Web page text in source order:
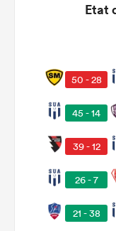
Etat
50 - 28
45 - 14
39 - 12
26 - 7
21 - 38